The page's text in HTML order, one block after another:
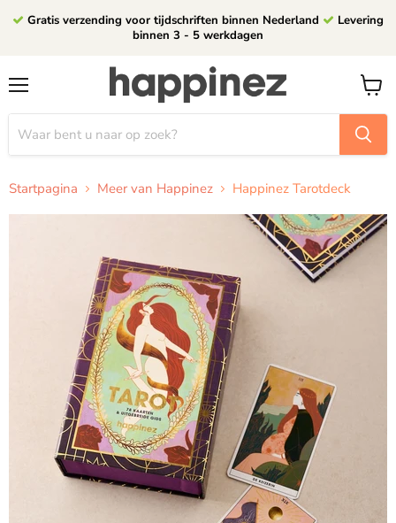
Gratis verzending voor tijdschriften binnen Nederland
Levering
binnen 3 - 5 werkdagen
Startpagina Meer van Happinez Happinez Tarotdeck